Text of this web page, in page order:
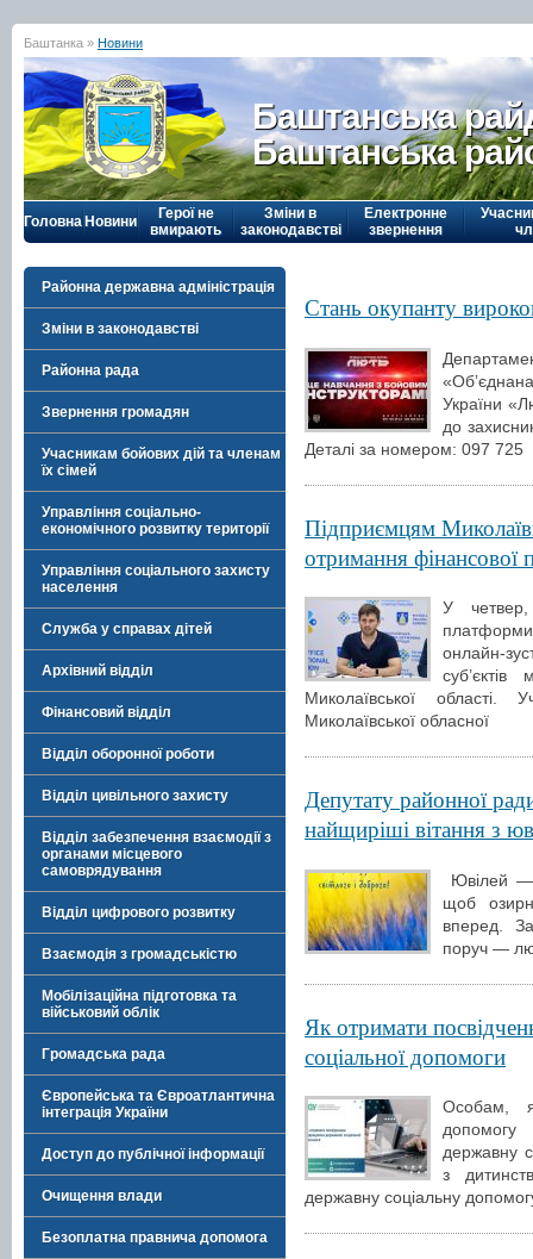
Баштанка » Новини
Баштанська
Баштанська
Головна Новини
Герої не
вмирають
Зміни в
законодавстві
Електронне
звернення
Районна державна адміністрація
Зміни в законодавстві
Районна рада
Звернення громадян
Учасникам бойових дій та членам
їх сімей
Управління соціально-
економічного розвитку території
Управління соціального захисту
населення
Служба у справах дітей
Архівний відділ
Фінансовий відділ
Відділ оборонної роботи
Відділ цивільного захисту
Відділ забезпечення взаємодії з
органами місцевого
самоврядування
Відділ цифрового розвитку
Взаємодія з громадськістю
Мобілізаційна підготовка та
військовий облік
Громадська рада
Європейська та Євроатлантична
інтеграція України
Доступ до публічної інформації
Очищення влади
Безоплатна правнича допомога
Стань окупанту
України
до
Деталі за номером: 097 725
Підприємцям
отримання фінансової
У
онлайн-
Миколаївської області.
Миколаївської обласної
Депутату районної
найщиріші вітання з
Ювілей —
щоб
вперед.
поруч —
Як отримати
соціальної допомоги
Особам,
допомогу
державну
з
державну соціальну